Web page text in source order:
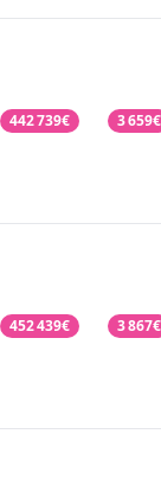
442 739€ 3 659€
452 439€ 3 867€